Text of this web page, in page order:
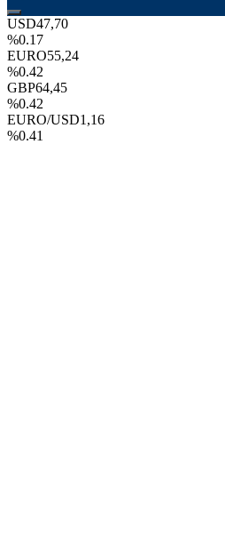
USD47,70
%0.17
EURO55,24
%0.42
GBP64,45
%0.42
EURO/USD1,16
%0.41